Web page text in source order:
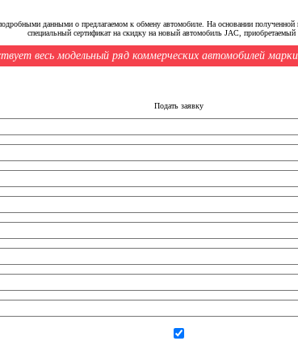
данными о предлагаемом к обмену автомобиле. На основании
специальный сертификат на скидку на новый автомобиль JAC, приобретаемый
весь модельный ряд коммерческих автомобилей
Подать заявку